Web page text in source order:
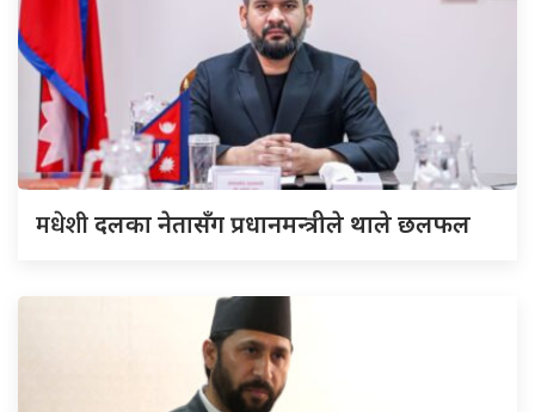
मधेशीदलका नेतासँग प्रधानमन्त्रीले थाले छलफल